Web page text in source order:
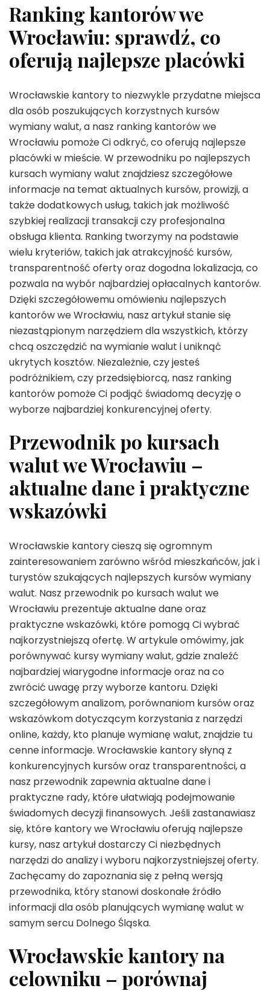
Ranking kantorów we
Wrocławiu: sprawdź, co
oferują najlepsze placówki
Wrocławskie kantory to niezwykle przydatne miejsca
dla osób poszukujących korzystnych kursów
wymiany walut, a nasz ranking kantorów we
Wrocławiu pomoże Ci odkryć, co oferują najlepsze
placówki w mieście. W przewodniku po najlepszych
kursach wymiany walut znajdziesz szczegółowe
informacje na temat aktualnych kursów, prowizji, a
także dodatkowych usług, takich jak możliwość
szybkiej realizacji transakcji czy profesjonalna
obsługa klienta. Ranking tworzymy na podstawie
wielu kryteriów, takich jak atrakcyjność kursów,
transparentność oferty oraz dogodna lokalizacja, co
pozwala na wybór najbardziej opłacalnych kantorów.
Dzięki szczegółowemu omówieniu najlepszych
kantorów we Wrocławiu, nasz artykuł stanie się
niezastąpionym narzędziem dla wszystkich, którzy
chcą oszczędzić na wymianie walut i uniknąć
ukrytych kosztów. Niezależnie, czy jesteś
podróżnikiem, czy przedsiębiorcą, nasz ranking
kantorów pomoże Ci podjąć świadomą decyzję o
wyborze najbardziej konkurencyjnej oferty.
Przewodnik po kursach
walut we Wrocławiu –
aktualne dane i praktyczne
wskazówki
Wrocławskie kantory cieszą się ogromnym
zainteresowaniem zarówno wśród mieszkańców, jak i
turystów szukających najlepszych kursów wymiany
walut. Nasz przewodnik po kursach walut we
Wrocławiu prezentuje aktualne dane oraz
praktyczne wskazówki, które pomogą Ci wybrać
najkorzystniejszą ofertę. W artykule omówimy, jak
porównywać kursy wymiany walut, gdzie znaleźć
najbardziej wiarygodne informacje oraz na co
zwrócić uwagę przy wyborze kantoru. Dzięki
szczegółowym analizom, porównaniom kursów oraz
wskazówkom dotyczącym korzystania z narzędzi
online, każdy, kto planuje wymianę walut, znajdzie tu
cenne informacje. Wrocławskie kantory słyną z
konkurencyjnych kursów oraz transparentności, a
nasz przewodnik zapewnia aktualne dane i
praktyczne rady, które ułatwiają podejmowanie
świadomych decyzji finansowych. Jeśli zastanawiasz
się, które kantory we Wrocławiu oferują najlepsze
kursy, nasz artykuł dostarczy Ci niezbędnych
narzędzi do analizy i wyboru najkorzystniejszej oferty.
Zachęcamy do zapoznania się z pełną wersją
przewodnika, który stanowi doskonałe źródło
informacji dla osób planujących wymianę walut w
samym sercu Dolnego Śląska.
Wrocławskie kantory na
celowniku – porównaj